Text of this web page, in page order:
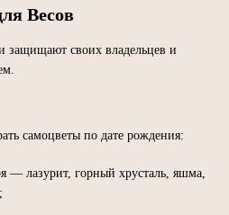
Весов
защищают своих владельцев и
самоцветы по дате рождения:
— лазурит, горный хрусталь, яшма,